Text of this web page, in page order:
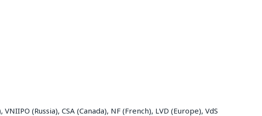
(Russia), CSA (Canada), NF (French), LVD (Europe), VdS